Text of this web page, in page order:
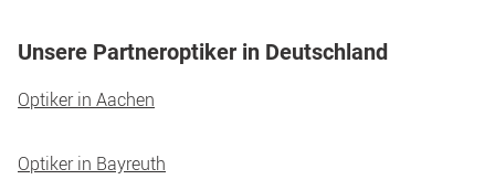
Unsere Partneroptiker in Deutschland
Optiker in Aachen
Optiker in Bayreuth